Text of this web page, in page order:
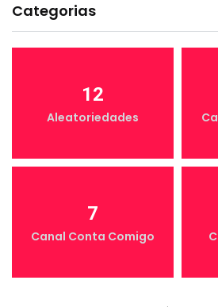
Categorias
12
Aleatoriedades
7
Canal Conta Comigo